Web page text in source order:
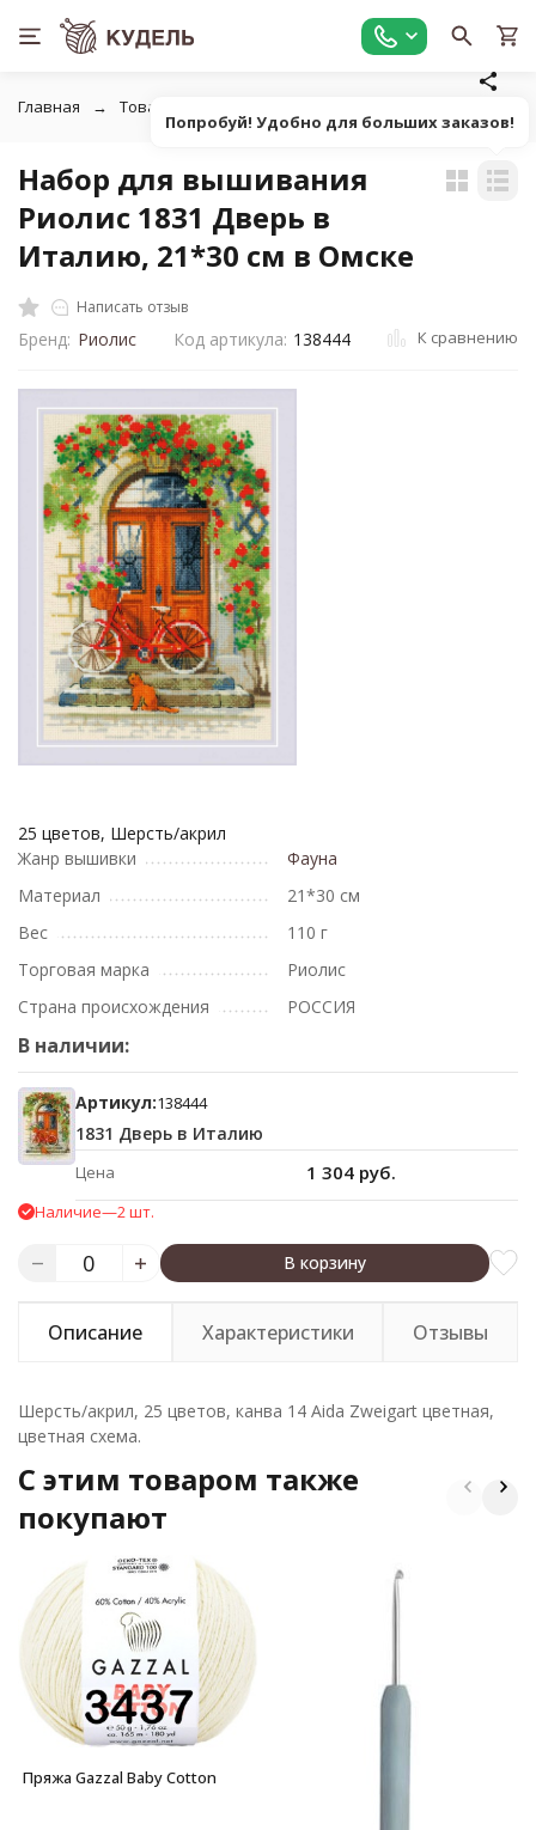
Главная Товары для вышивания
Набор для вышивания
Риолис 1831 Дверь в
Италию, 21*30 см в Омске
Написать отзыв
Бренд: Риолис Код артикула: 138444 К сравнению
25 цветов, Шерсть/акрил
Жанр вышивки
Фауна
Материал
21*30 см
Вес
110 г
Торговая марка
Риолис
Страна происхождения
РОССИЯ
В наличии:
Артикул:138444
1831 Дверь в Италию
Цена 1 304 руб.
Наличие—2 шт.
В корзину
Описание Характеристики Отзывы
Шерсть/акрил, 25 цветов, канва 14 Aida Zweigart цветная,
цветная схема.
C этим товаром также
покупают
Пряжа Gazzal Baby Cotton
Попробуй! Удобно для больших заказов!